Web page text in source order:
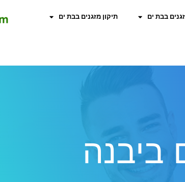
בבת ים תיקון מזגנים בבת ים
ביבנה